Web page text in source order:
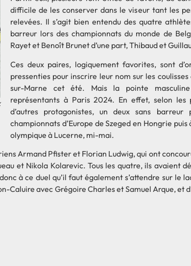
difficile de les conserver dans le viseur tant les
relevées. Il s’agit bien entendu des quatre
barreur lors des championnats du monde de
Rayet et Benoît Brunet d’une part, Thibaud et
Ces deux paires, logiquement favorites, sont
pressenties pour inscrire leur nom sur les
sur-Marne cet été. Mais la pointe
représentants à Paris 2024. En effet, selon les
d’autres protagonistes, un deux sans
championnats d’Europe de Szeged en Hongrie
olympique à Lucerne, mi-mai.
Armand Pfister et Florian Ludwig, qui ont
et Nikola Kolarevic. Tous les quatre, ils avaient
à ce duel qu’il faut également s’attendre sur le
Caluire avec Grégoire Charles et Samuel Arque, et